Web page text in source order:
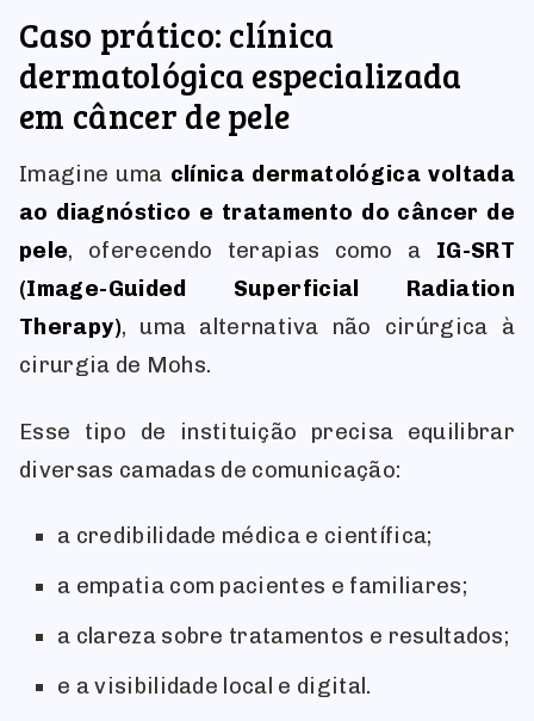
Caso prático: clínica
dermatológica especializada
em câncer de pele
Imagine uma clínica dermatológica voltada
ao diagnóstico e tratamento do câncer de
pele, oferecendo terapias como a IG-SRT
(Image-Guided Superficial Radiation
Therapy), uma alternativa não cirúrgica à
cirurgia de Mohs.
Esse tipo de instituição precisa equilibrar
diversas camadas de comunicação:
a credibilidade médica e científica;
a empatia com pacientes e familiares;
a clareza sobre tratamentos e resultados;
e a visibilidade local e digital.